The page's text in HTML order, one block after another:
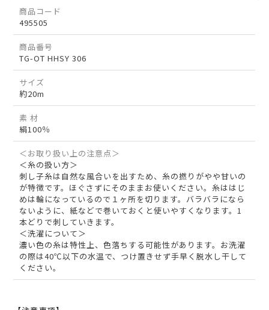
商品コード
495505
商品番号
TG-OT HHSY 306
サイズ
約20m
素 材
絹100％
＜お取り扱い上の注意点＞
＜糸の扱い方＞
刺し子糸は自然な風合いを出すため、糸の撚りがやや甘いの
が特徴です。ほぐさずにそのままお使いください。糸ははじ
めは輪になっているので１ヶ所を切ります。バラバラになら
ないように、紙などで巻いておくと使いやすくなります。1
本どりで刺していきます。
＜洗濯について＞
濃い色の糸は特性上、色落ちする可能性があります。お洗濯
の際は40℃以下の水温で、つけ置きせず手早く脱水し干して
ください。